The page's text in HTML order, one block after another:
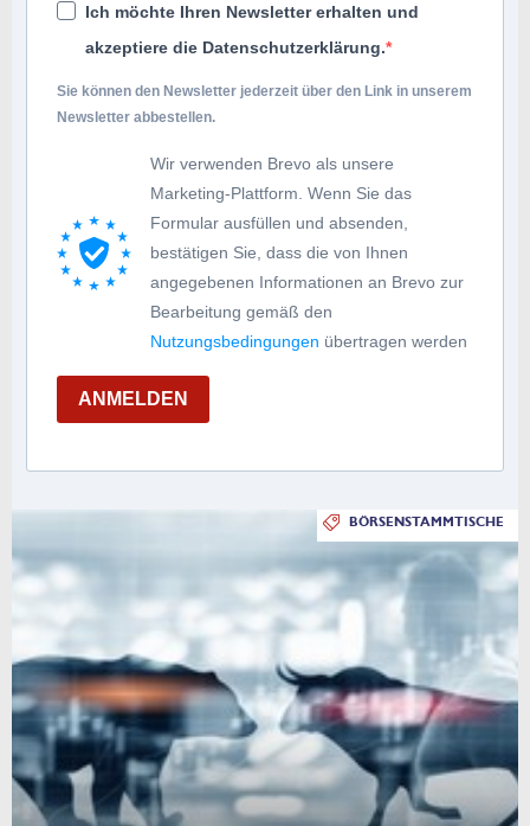
Ich möchte Ihren Newsletter erhalten und
akzeptiere die Datenschutzerklärung.
Sie können den Newsletter jederzeit über den Link in unserem
Newsletter abbestellen.
Wir verwenden Brevo als unsere
Marketing-Plattform. Wenn Sie das
Formular ausfüllen und absenden,
bestätigen Sie, dass die von Ihnen
angegebenen Informationen an Brevo zur
Bearbeitung gemäß den
Nutzungsbedingungen übertragen werden
ANMELDEN
BÖRSENSTAMMTISCHE